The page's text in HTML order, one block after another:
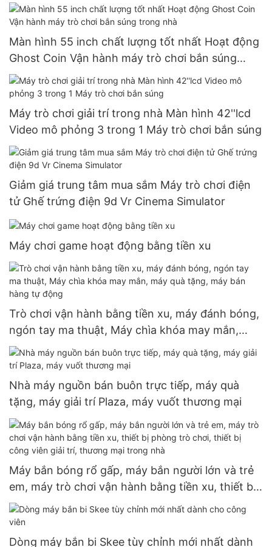
Màn hình 55 inch chất lượng tốt nhất Hoạt động
Ghost Coin Vận hành máy trò chơi bắn súng
trong nhà
Máy trò chơi giải trí trong nhà Màn hình 42''lcd
Video mô phỏng 3 trong 1 Máy trò chơi bắn súng
Giảm giá trung tâm mua sắm Máy trò chơi điện
tử Ghế trứng điện 9d Vr Cinema Simulator
Máy chơi game hoạt động bằng tiền xu
Trò chơi vận hành bằng tiền xu, máy đánh bóng,
ngón tay ma thuật, Máy chìa khóa may mắn,
máy quà tặng, máy bán hàng tự động
Nhà máy nguồn bán buôn trực tiếp, máy quà
tặng, máy giải trí Plaza, máy vuốt thương mại
Máy bắn bóng rổ gấp, máy bắn người lớn và trẻ
em, máy trò chơi vận hành bằng tiền xu, thiết bị
phòng trò chơi, thiết bị công viên giải trí, thương
mại trong nhà
Dòng máy bắn bi Skee tùy chỉnh mới nhất dành